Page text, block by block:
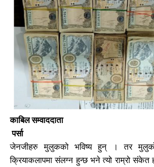
काबिल सम्वाददाता
पर्सा
जेनजीहरु मुलुकको भविष्य हुन् । तर
क्रियाकलापमा संलग्न हुन्छ भने त्यो राम्रो संकेत